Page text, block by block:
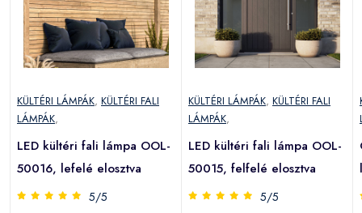
KÜLTÉRI LÁMPÁK, KÜLTÉRI FALI
LÁMPÁK,
LED kültéri fali lámpa OOL-
50016, lefelé elosztva
5/5
KÜLTÉRI LÁMPÁK, KÜLTÉRI FALI
LÁMPÁK,
LED kültéri fali lámpa OOL-
50015, felfelé elosztva
5/5